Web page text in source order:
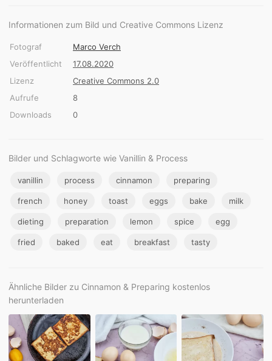
Informationen zum Bild und Creative Commons Lizenz
Fotograf
Marco Verch
Veröffentlicht
17.08.2020
Lizenz
Creative Commons 2.0
Aufrufe
8
Downloads
0
Bilder und Schlagworte wie Vanillin & Process
vanillin process cinnamon preparing
french honey toast eggs bake milk
dieting preparation lemon spice egg
fried baked eat breakfast tasty
Ähnliche Bilder zu Cinnamon & Preparing kostenlos
herunterladen